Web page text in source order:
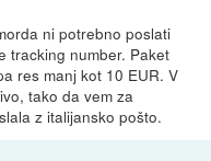
ni potrebno poslati
tracking number. Paket
res manj kot 10 EUR. V
tako da vem za
z italijansko pošto.